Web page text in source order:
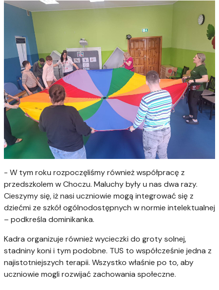
- W tym roku rozpoczęliśmy również współpracę z
przedszkolem w Choczu. Maluchy były u nas dwa razy.
Cieszymy się, iż nasi uczniowie mogą integrować się z
dziećmi ze szkół ogólnodostępnych w normie intelektualnej
– podkreśla dominikanka.
Kadra organizuje również wycieczki do groty solnej,
stadniny koni i tym podobne. TUS to współcześnie jedna z
najistotniejszych terapii. Wszystko właśnie po to, aby
uczniowie mogli rozwijać zachowania społeczne.